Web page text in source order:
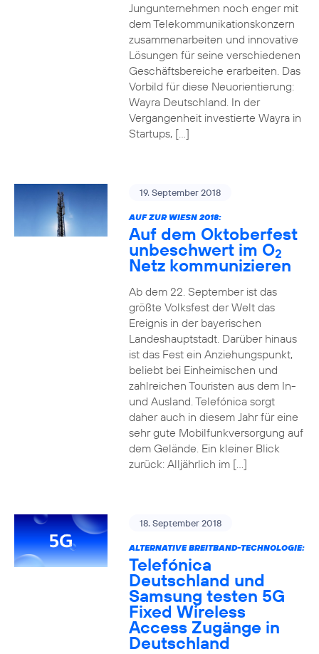
Jungunternehmen noch enger mit
dem Telekommunikationskonzern
zusammenarbeiten und innovative
Lösungen für seine verschiedenen
Geschäftsbereiche erarbeiten. Das
Vorbild für diese Neuorientierung:
Wayra Deutschland. In der
Vergangenheit investierte Wayra in
Startups, […]
19. September 2018
AUF ZUR WIESN 2018:
Auf dem Oktoberfest
unbeschwert im O2
Netz kommunizieren
Ab dem 22. September ist das
größte Volksfest der Welt das
Ereignis in der bayerischen
Landeshauptstadt. Darüber hinaus
ist das Fest ein Anziehungspunkt,
beliebt bei Einheimischen und
zahlreichen Touristen aus dem In-
und Ausland. Telefónica sorgt
daher auch in diesem Jahr für eine
sehr gute Mobilfunkversorgung auf
dem Gelände. Ein kleiner Blick
zurück: Alljährlich im […]
18. September 2018
ALTERNATIVE BREITBAND-TECHNOLOGIE:
Telefónica
Deutschland und
Samsung testen 5G
Fixed Wireless
Access Zugänge in
Deutschland